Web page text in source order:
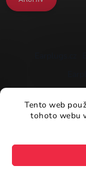
Tento web
tohoto webu
Copyright